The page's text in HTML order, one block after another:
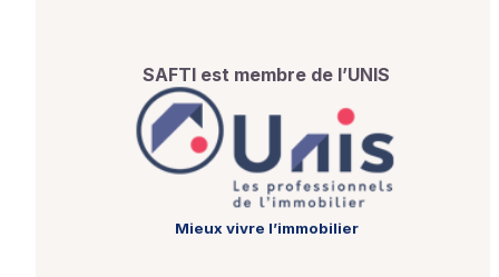
SAFTI est membre de l’UNIS
Mieux vivre l’immobilier